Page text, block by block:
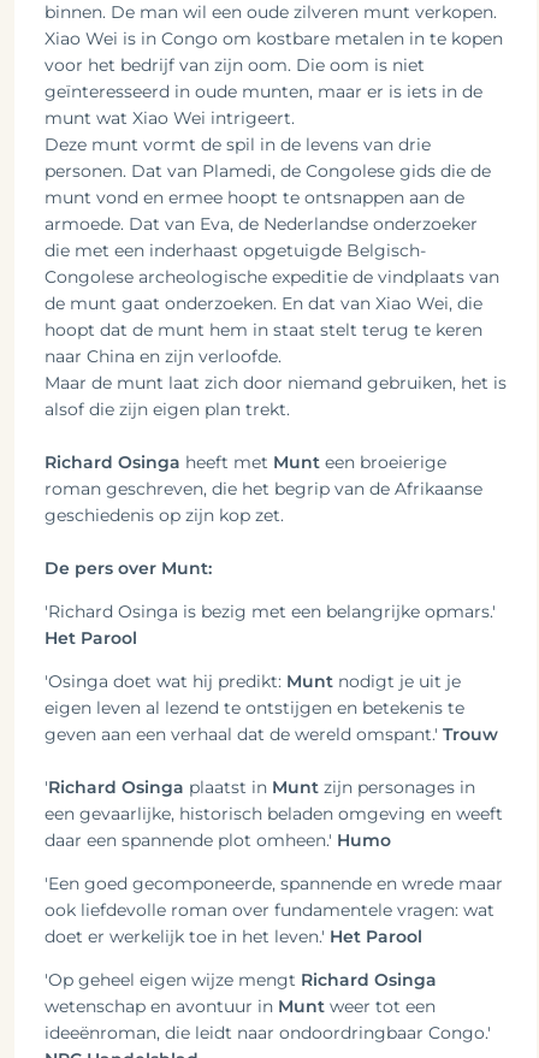
binnen. De man wil een oude zilveren munt verkopen.
Xiao Wei is in Congo om kostbare metalen in te kopen
voor het bedrijf van zijn oom. Die oom is niet
geïnteresseerd in oude munten, maar er is iets in de
munt wat Xiao Wei intrigeert.
Deze munt vormt de spil in de levens van drie
personen. Dat van Plamedi, de Congolese gids die de
munt vond en ermee hoopt te ontsnappen aan de
armoede. Dat van Eva, de Nederlandse onderzoeker
die met een inderhaast opgetuigde Belgisch-
Congolese archeologische expeditie de vindplaats van
de munt gaat onderzoeken. En dat van Xiao Wei, die
hoopt dat de munt hem in staat stelt terug te keren
naar China en zijn verloofde.
Maar de munt laat zich door niemand gebruiken, het is
alsof die zijn eigen plan trekt.
Richard Osinga heeft met Munteen broeierige
roman geschreven, die het begrip van de Afrikaanse
geschiedenis op zijn kop zet.
De pers over Munt:
'Richard Osinga is bezig met een belangrijke opmars.'
Het Parool
'Osinga doet wat hij predikt: Muntnodigt je uit je
eigen leven al lezend te ontstijgen en betekenis te
geven aan een verhaal dat de wereld omspant.' Trouw
'Richard Osinga plaatst in Muntzijn personages in
een gevaarlijke, historisch beladen omgeving en weeft
daar een spannende plot omheen.' Humo
'Een goed gecomponeerde, spannende en wrede maar
ook liefdevolle roman over fundamentele vragen: wat
doet er werkelijk toe in het leven.' Het Parool
'Op geheel eigen wijze mengt Richard Osinga
wetenschap en avontuur in Munt weer tot een
ideeënroman, die leidt naar ondoordringbaar Congo.'